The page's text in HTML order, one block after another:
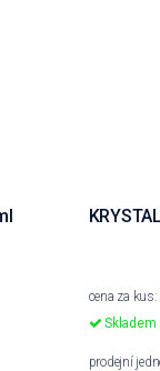
cena za
Skladem
prodejní